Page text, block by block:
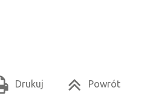
Drukuj Powrót